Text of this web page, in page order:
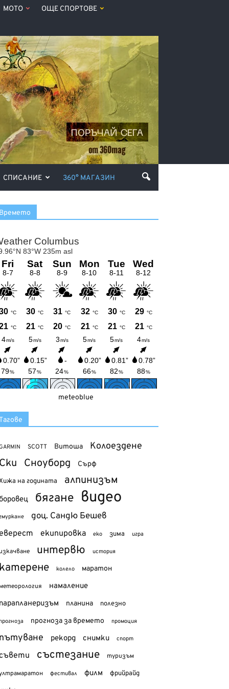
МОТО ОЩЕ СПОРТОВЕ
СПИСАНИЕ 360° МАГАЗИН
meteoblue
SCOTT Витоша Колоездене
Сноуборд Сърф
на годината алпинизъм
бягане видео
доц. Сандю Бешев
екипировка еко зима игра
интервю история
колело маратон
намаление
планина полезно
прогноза за времето промоция
рекорд снимки спорт
състезание туризъм
фестивал филм фрийрайд